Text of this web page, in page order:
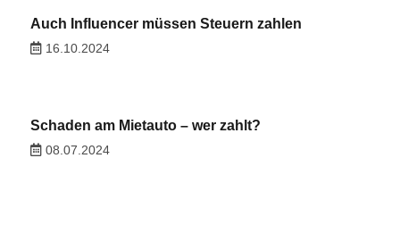
Auch Influencer müssen Steuern zahlen
16.10.2024
Schaden am Mietauto – wer zahlt?
08.07.2024